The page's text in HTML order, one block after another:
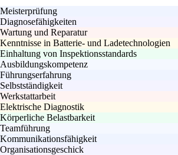
Meisterprüfung
Diagnosefähigkeiten
Wartung und Reparatur
Kenntnisse in Batterie- und Ladetechnologien
Einhaltung von Inspektionsstandards
Ausbildungskompetenz
Führungserfahrung
Selbstständigkeit
Werkstattarbeit
Elektrische Diagnostik
Körperliche Belastbarkeit
Teamführung
Kommunikationsfähigkeit
Organisationsgeschick